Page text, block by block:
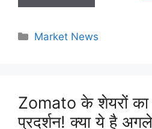
Categories
Market News
Zomato के शेयरों
प्रदर्शन! क्या ये है